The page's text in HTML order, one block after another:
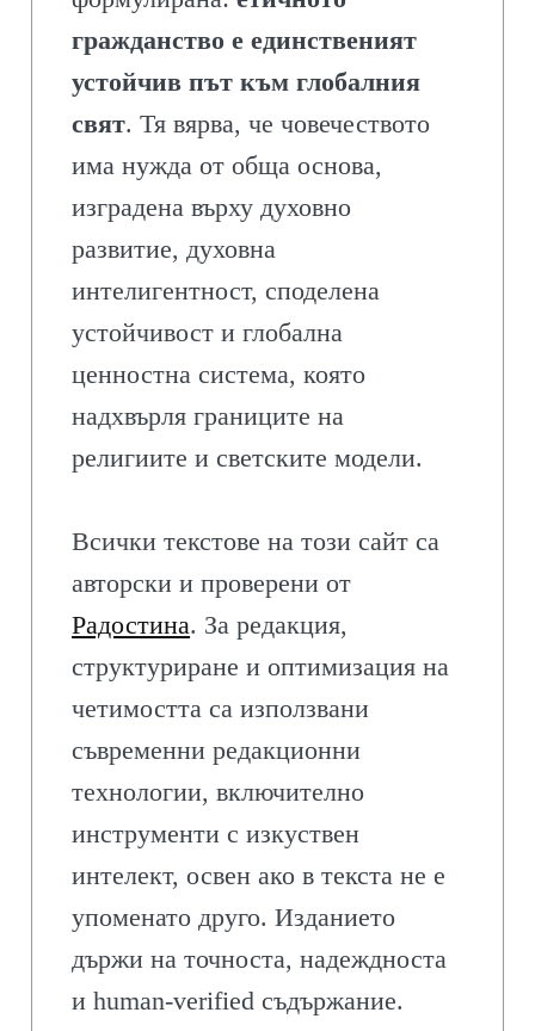
гражданство е единственият
устойчив път към глобалния
свят. Тя вярва, че човечеството
има нужда от обща основа,
изградена върху духовно
развитие, духовна
интелигентност, споделена
устойчивост и глобална
ценностна система, която
надхвърля границите на
религиите и светските модели.
Всички текстове на този сайт са
авторски и проверени от
Радостина. За редакция,
структуриране и оптимизация на
четимостта са използвани
съвременни редакционни
технологии, включително
инструменти с изкуствен
интелект, освен ако в текста не е
упоменато друго. Изданието
държи на точноста, надеждноста
и human-verified съдържание.